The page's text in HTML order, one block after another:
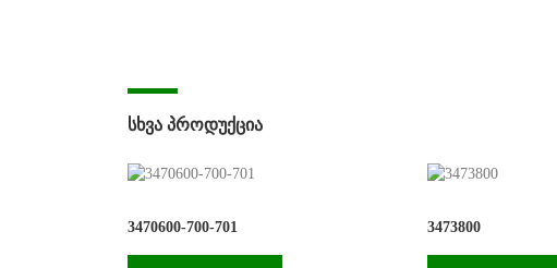
ᲡᲮᲕᲐ ᲞᲠᲝᲓᲣᲥᲪᲘᲐ
3470600-700-701 3473800